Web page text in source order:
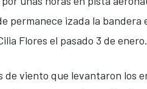
permanece izada la
Flores el pasado 3 de enero.
de viento que levantaron los